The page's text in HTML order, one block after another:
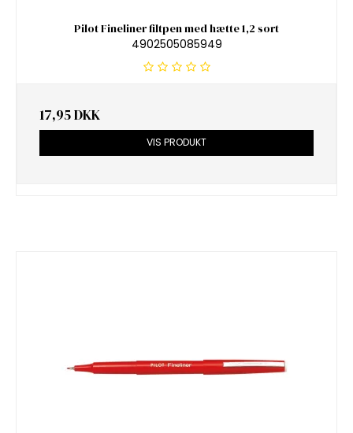
Pilot Fineliner filtpen med hætte 1,2 sort
4902505085949
17,95 DKK
VIS PRODUKT